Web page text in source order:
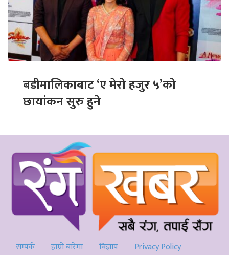
बडीमालिकाबाट ‘ए मेरो हजुर ५’को
छायांकन सुरु हुने
सम्पर्क हाम्रो बारेमा बिज्ञाप Privacy Policy